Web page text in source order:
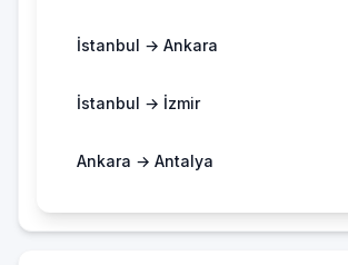
İstanbul → Ankara
İstanbul → İzmir
Ankara → Antalya